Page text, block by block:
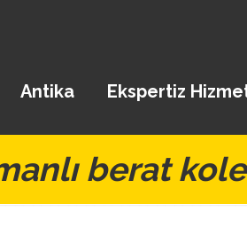
Antika Ekspertiz
berat